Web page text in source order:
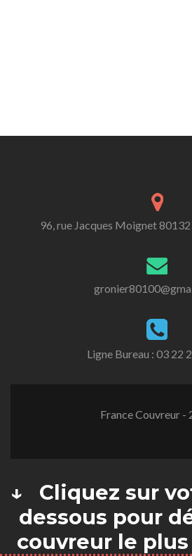
96, rue Jacques Moignet
Ligne Bureau : 03 22
France Couvreur -
↓ Cliquez sur
dessous pour
couvreur le